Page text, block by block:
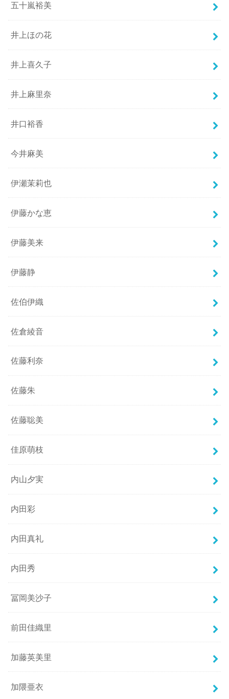
五十嵐裕美
井上ほの花
井上喜久子
井上麻里奈
井口裕香
今井麻美
伊瀬茉莉也
伊藤かな恵
伊藤美来
伊藤静
佐伯伊織
佐倉綾音
佐藤利奈
佐藤朱
佐藤聡美
佳原萌枝
内山夕実
内田彩
内田真礼
内田秀
冨岡美沙子
前田佳織里
加藤英美里
加隈亜衣